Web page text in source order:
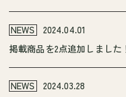
NEWS
2024.04.01
掲載商品を2点追加しました
NEWS
2024.03.28